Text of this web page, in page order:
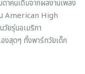
าคนเดิมจากผลงานเพลง
น American High
ยรุ่นอเมริกา
งสุดๆ ทั้งพาร์ทวัยเด็ก